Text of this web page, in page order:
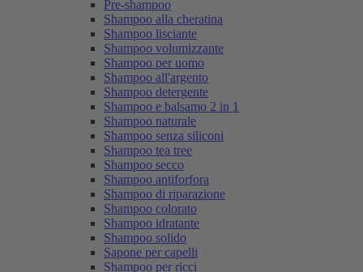
Pre-shampoo
Shampoo alla cheratina
Shampoo lisciante
Shampoo volumizzante
Shampoo per uomo
Shampoo all'argento
Shampoo detergente
Shampoo e balsamo 2 in 1
Shampoo naturale
Shampoo senza siliconi
Shampoo tea tree
Shampoo secco
Shampoo antiforfora
Shampoo di riparazione
Shampoo colorato
Shampoo idratante
Shampoo solido
Sapone per capelli
Shampoo per ricci